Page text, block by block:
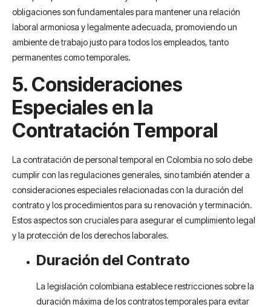
obligaciones son fundamentales para mantener una relación
laboral armoniosa y legalmente adecuada, promoviendo un
ambiente de trabajo justo para todos los empleados, tanto
permanentes como temporales.
5. Consideraciones
Especiales en la
Contratación Temporal
La contratación de personal temporal en Colombia no solo debe
cumplir con las regulaciones generales, sino también atender a
consideraciones especiales relacionadas con la duración del
contrato y los procedimientos para su renovación y terminación.
Estos aspectos son cruciales para asegurar el cumplimiento legal
y la protección de los derechos laborales.
Duración del Contrato
La legislación colombiana establece restricciones sobre la
duración máxima de los contratos temporales para evitar